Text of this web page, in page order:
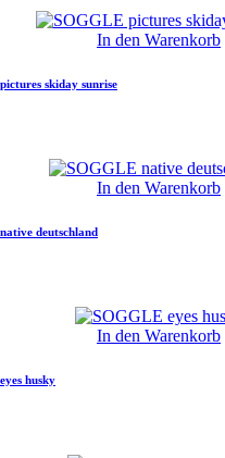
In den Warenkorb
skiday sunrise
In den Warenkorb
deutschland
In den Warenkorb
husky